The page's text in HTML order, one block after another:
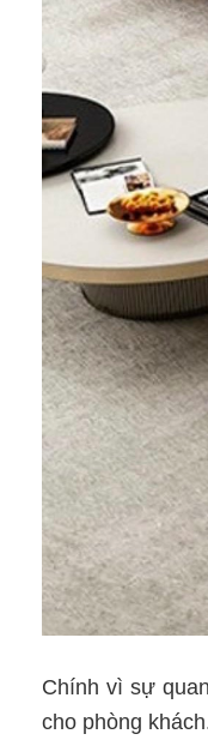
Chính vì sự
cho phòng